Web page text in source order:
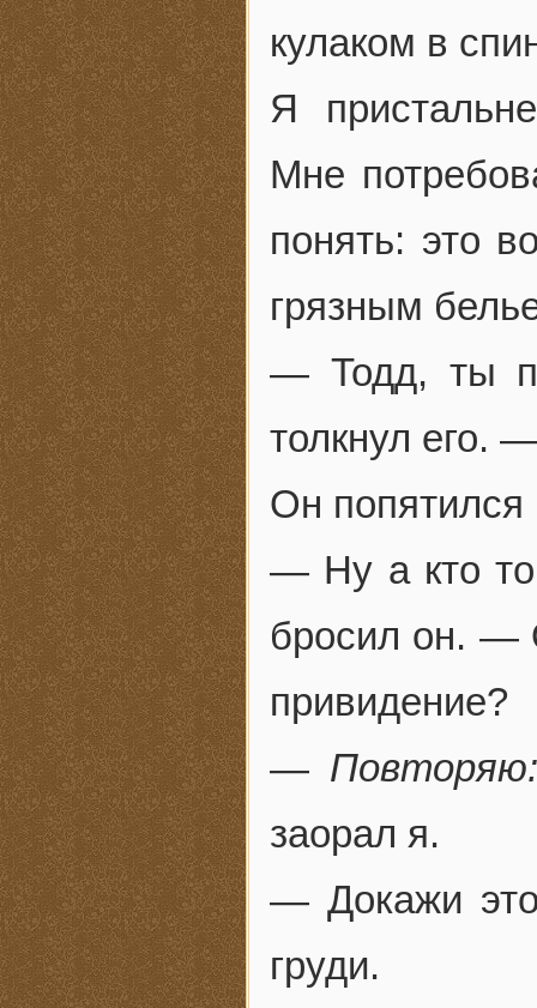
кулаком в
Я
Мне
понять: это
грязным
— Тодд, ты
толкнул его.
Он попятился
— Ну а кто
бросил он. —
привидение?
—
заорал я.
— Докажи
груди.